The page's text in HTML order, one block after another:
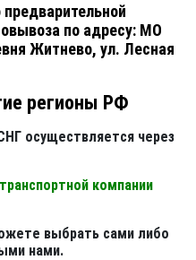
по адресу: МО
Житнево, ул. Лесная
регионы РФ
осуществляется через
компании
выбрать сами либо
нами.